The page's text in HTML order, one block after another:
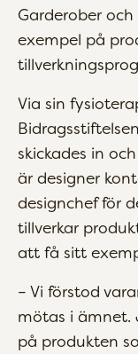
Garderober
exempel på
Via sin
skickades in
är designer
designchef för
tillverkar
att få sitt
– Vi förstod
mötas i ämnet.
på produkten